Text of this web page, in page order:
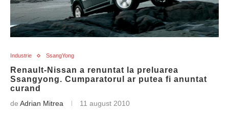
Industrie SsangYong
Renault-Nissan a renuntat la preluarea
Ssangyong. Cumparatorul ar putea fi anuntat
curand
de Adrian Mitrea 11 august 2010